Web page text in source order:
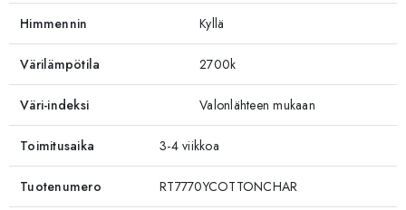
Himmennin Kyllä
Värilämpötila 2700k
Väri-indeksi Valonlähteen mukaan
Toimitusaika 3-4 viikkoa
Tuotenumero RT7770YCOTTONCHAR